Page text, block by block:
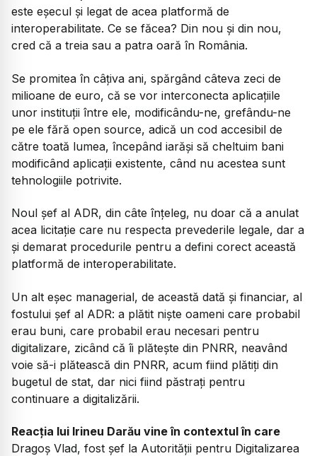
este eșecul și legat de acea platformă de
interoperabilitate. Ce se făcea? Din nou și din nou,
cred că a treia sau a patra oară în România.
Se promitea în câțiva ani, spărgând câteva zeci de
milioane de euro, că se vor interconecta aplicațiile
unor instituții între ele, modificându-ne, grefându-ne
pe ele fără open source, adică un cod accesibil de
către toată lumea, începând iarăși să cheltuim bani
modificând aplicații existente, când nu acestea sunt
tehnologiile potrivite.
Noul șef al ADR, din câte înțeleg, nu doar că a anulat
acea licitație care nu respecta prevederile legale, dar a
și demarat procedurile pentru a defini corect această
platformă de interoperabilitate.
Un alt eșec managerial, de această dată și financiar, al
fostului șef al ADR: a plătit niște oameni care probabil
erau buni, care probabil erau necesari pentru
digitalizare, zicând că îi plătește din PNRR, neavând
voie să-i plătească din PNRR, acum fiind plătiți din
bugetul de stat, dar nici fiind păstrați pentru
continuare a digitalizării.
Reacția lui Irineu Darău vine în contextul în care
Dragoș Vlad, fost șef la Autorității pentru Digitalizarea